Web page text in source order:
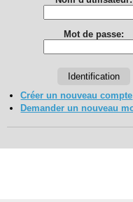
Mot de passe:
Créer un nouveau compte
Demander un nouveau